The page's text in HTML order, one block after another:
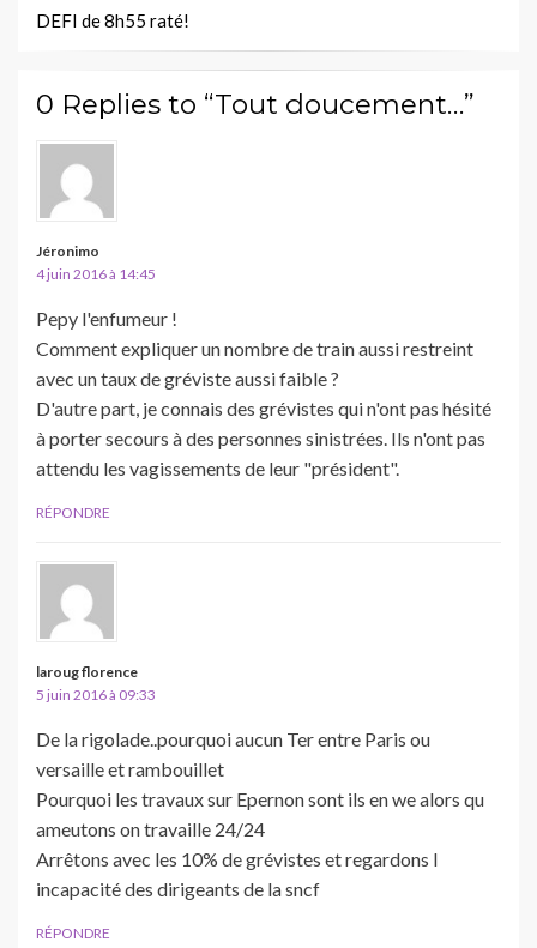
DEFI de 8h55 raté!
0 Replies to “Tout doucement…”
Jéronimo
4 juin 2016 à 14:45
Pepy l'enfumeur !
Comment expliquer un nombre de train aussi restreint
avec un taux de gréviste aussi faible ?
D'autre part, je connais des grévistes qui n'ont pas hésité
à porter secours à des personnes sinistrées. Ils n'ont pas
attendu les vagissements de leur "président".
RÉPONDRE
laroug florence
5 juin 2016 à 09:33
De la rigolade..pourquoi aucun Ter entre Paris ou
versaille et rambouillet
Pourquoi les travaux sur Epernon sont ils en we alors qu
ameutons on travaille 24/24
Arrêtons avec les 10% de grévistes et regardons l
incapacité des dirigeants de la sncf
RÉPONDRE